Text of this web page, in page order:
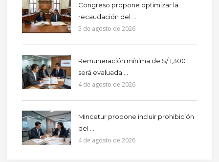
Congreso propone optimizar la
recaudación del ...
5 de agosto de 2026
Remuneración mínima de S/ 1,300
será evaluada ...
4 de agosto de 2026
Mincetur propone incluir prohibición
del ...
4 de agosto de 2026